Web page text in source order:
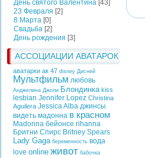
День святого Валентина [43]
23 Февраля [2]
8 Марта [0]
Свадьба [2]
День рождения [3]
АССОЦИАЦИИ АВАТАРОК
аватарки ак 47 disney Дисней
Мультфильм любовь
Анджелина Джоли Блондинка kiss
lesbian Jennifer Lopez Christina
Aguilera Jessica Alba джинсы
видеть мадонна в красном
Madonna бейонсе rihanna
Бритни Спирс Britney Spears
Lady Gaga беременность вода
love online живот бабочка